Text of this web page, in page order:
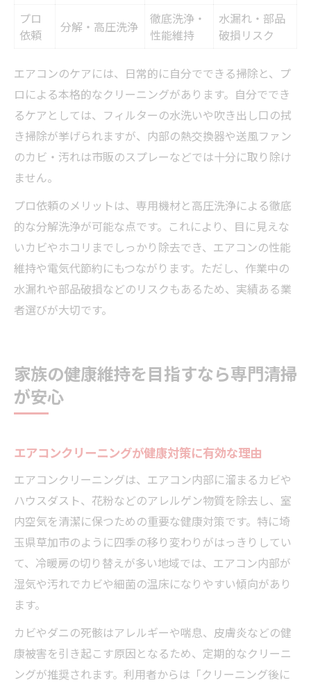
プロ
依頼
分解・高圧洗浄
徹底洗浄・
性能維持
水漏れ・部品
破損リスク
エアコンのケアには、日常的に自分でできる掃除と、プ
ロによる本格的なクリーニングがあります。自分ででき
るケアとしては、フィルターの水洗いや吹き出し口の拭
き掃除が挙げられますが、内部の熱交換器や送風ファン
のカビ・汚れは市販のスプレーなどでは十分に取り除け
ません。
プロ依頼のメリットは、専用機材と高圧洗浄による徹底
的な分解洗浄が可能な点です。これにより、目に見えな
いカビやホコリまでしっかり除去でき、エアコンの性能
維持や電気代節約にもつながります。ただし、作業中の
水漏れや部品破損などのリスクもあるため、実績ある業
者選びが大切です。
家族の健康維持を目指すなら専門清掃
が安心
エアコンクリーニングが健康対策に有効な理由
エアコンクリーニングは、エアコン内部に溜まるカビや
ハウスダスト、花粉などのアレルゲン物質を除去し、室
内空気を清潔に保つための重要な健康対策です。特に埼
玉県草加市のように四季の移り変わりがはっきりしてい
て、冷暖房の切り替えが多い地域では、エアコン内部が
湿気や汚れでカビや細菌の温床になりやすい傾向があり
ます。
カビやダニの死骸はアレルギーや喘息、皮膚炎などの健
康被害を引き起こす原因となるため、定期的なクリーニ
ングが推奨されます。利用者からは「クリーニング後に